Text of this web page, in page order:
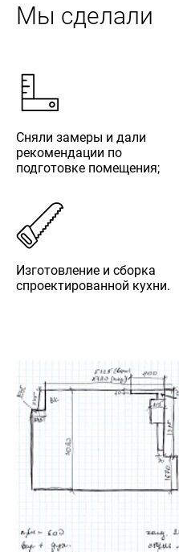
Мы сделали
Сняли замеры и дали
рекомендации по
подготовке помещения;
Изготовление и сборка
спроектированной кухни.